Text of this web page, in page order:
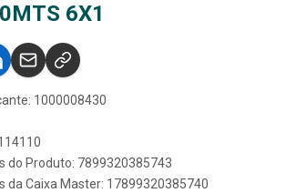
6X1
1000008430
do Produto: 7899320385743
da Caixa Master: 17899320385740